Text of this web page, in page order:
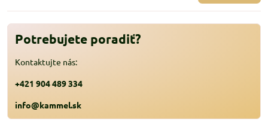
Potrebujete poradiť?
Kontaktujte nás:
+421 904 489 334
info@kammel.sk